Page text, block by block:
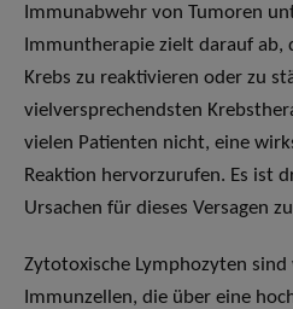
Immunabwehr von Tumoren
Immuntherapie zielt darauf ab,
Krebs zu reaktivieren oder zu
vielversprechendsten
vielen Patienten nicht, eine
Reaktion hervorzurufen. Es ist
Ursachen für dieses Versagen
Zytotoxische Lymphozyten
Immunzellen, die über eine